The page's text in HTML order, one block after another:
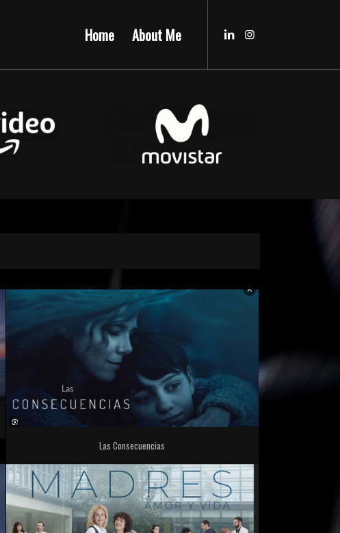
Home About Me
Las Consecuencias